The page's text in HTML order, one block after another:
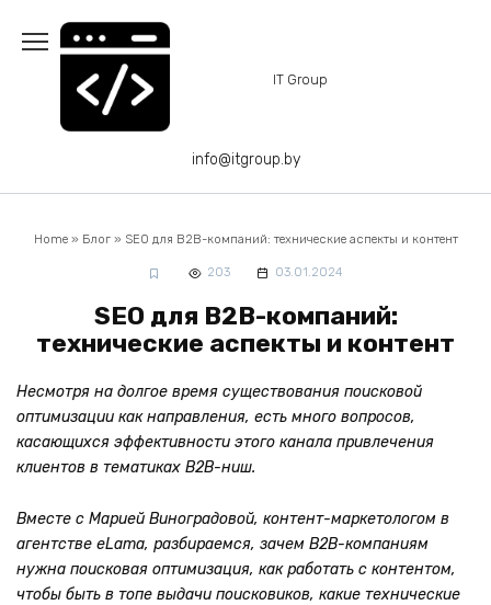
содержанию
IT Group
info@itgroup.by
Home» Блог» SEO для B2B-компаний: технические аспекты и контент
203 03.01.2024
SEO для B2B-компаний:
технические аспекты и контент
Несмотря на долгое время существования поисковой
оптимизации как направления, есть много вопросов,
касающихся эффективности этого канала привлечения
клиентов в тематиках B2B-ниш.
Вместе с Марией Виноградовой, контент-маркетологом в
агентстве eLama, разбираемся, зачем B2B-компаниям
нужна поисковая оптимизация, как работать с контентом,
чтобы быть в топе выдачи поисковиков, какие технические